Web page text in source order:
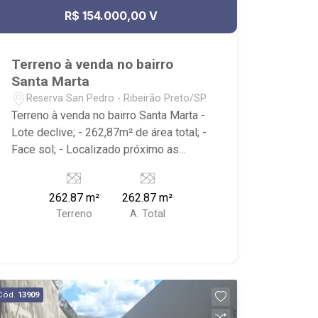
R$ 154.000,00 V
Terreno à venda no bairro
Santa Marta
Reserva San Pedro - Ribeirão Preto/SP
Terreno à venda no bairro Santa Marta -
Lote declive; - 262,87m² de área total; -
Face sol; - Localizado próximo as
e José Fregonezi, SUPERMERCADO
LUFE e diversos condomínios de
prédios e casas.
262.87 m²
Terreno
262.87 m²
A. Total
13909